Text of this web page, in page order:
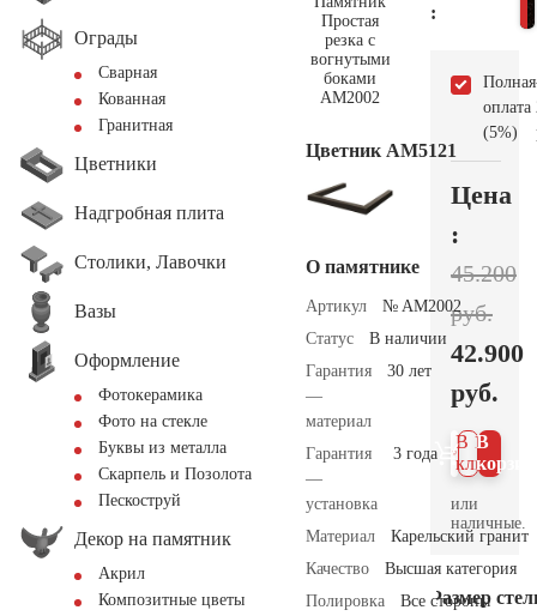
Ограды
Сварная
Кованная
Гранитная
Цветники
Надгробная плита
Столики, Лавочки
Вазы
Оформление
Фотокерамика
Фото на стекле
Буквы из металла
Скарпель и Позолота
Пескоструй
Декор на памятник
Акрил
Композитные цветы
Цветник АМ5121
О памятнике
Артикул
№ AM2002
Статус
В наличии
Гарантия
—
материал
30 лет
Гарантия
—
установка
3 года
Материал
Карельский гранит
Качество
Высшая категория
Полировка
Все стороны
:
Полная
оплата
(5%)
Цена
:
45.200
руб.
42.900
руб.
В
В 1
клик
или
наличные.
Размер